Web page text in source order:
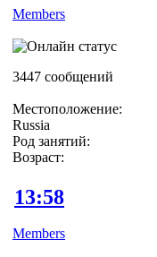
Members
3447 сообщений
Местоположение:
Russia
Род занятий:
Возраст:
13:58
Members